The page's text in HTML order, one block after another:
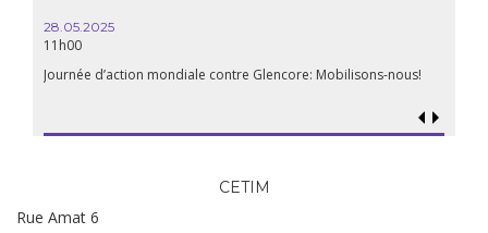
nous!
18h30
Quels enjeux pour leur régulation ?
CETIM
Rue Amat 6